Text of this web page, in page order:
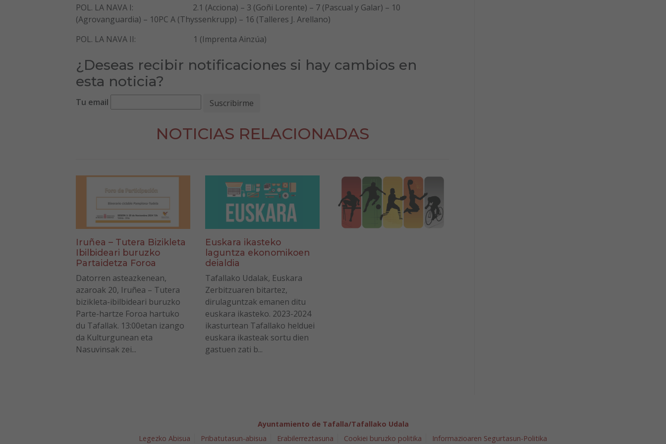
POL. LA NAVA I: 2.1 (Acciona) – 3 (Goñi Lorente) – 7 (Pascual y Galar) – 10
(Agrovanguardia) – 10PC A (Thyssenkrupp) – 16 (Talleres J. Arellano)
POL. LA NAVA II: 1 (Imprenta Ainzúa)
¿Deseas recibir notificaciones si hay cambios en
esta noticia?
Tu email
NOTICIAS RELACIONADAS
Iruñea – Tutera Bizikleta
Ibilbideari buruzko
Partaidetza Foroa
Datorren asteazkenean,
azaroak 20, Iruñea – Tutera
bizikleta-ibilbideari buruzko
Parte-hartze Foroa hartuko
du Tafallak. 13:00etan izango
da Kulturgunean eta
Nasuvinsak zei...
Euskara ikasteko
laguntza ekonomikoen
deialdia
Tafallako Udalak, Euskara
Zerbitzuaren bitartez,
dirulaguntzak emanen ditu
euskara ikasteko. 2023-2024
ikasturtean Tafallako helduei
euskara ikasteak sortu dien
gastuen zati b...
Ayuntamiento de Tafalla/Tafallako Udala
Legezko Abisua
Pribatutasun-abisua Erabilerreztasuna Cookiei buruzko politika Informazioaren Segurtasun-Politika